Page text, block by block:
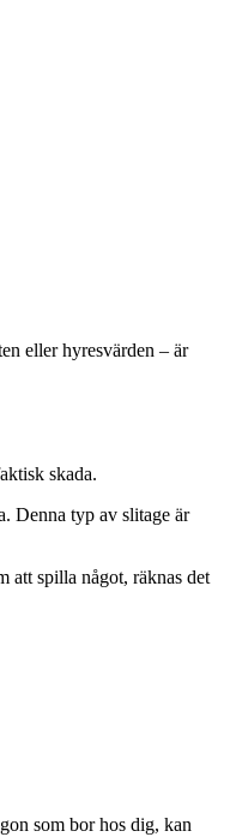
eller hyresvärden – är
skada.
Denna typ av slitage är
att spilla något, räknas det
som bor hos dig, kan